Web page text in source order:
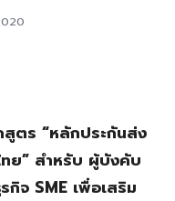
ตร “หลักประกันส่ง
ย” สำหรับ ผู้บังคับ
จ SME เพื่อเสริม